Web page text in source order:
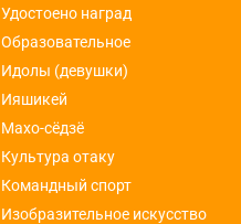
Удостоено наград
Образовательное
Идолы (девушки)
Ияшикей
Махо-сёдзё
Культура отаку
Командный спорт
Изобразительное искусство